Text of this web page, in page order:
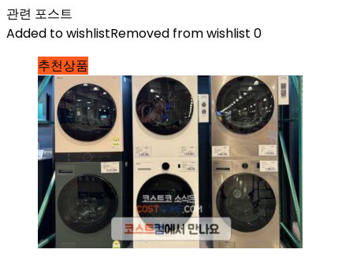
관련 포스트
Added to wishlistRemoved from wishlist 0
추천상품